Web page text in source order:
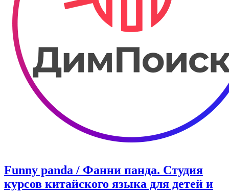
Funny panda / Фанни панда. ​Студия
курсов китайского языка для детей и